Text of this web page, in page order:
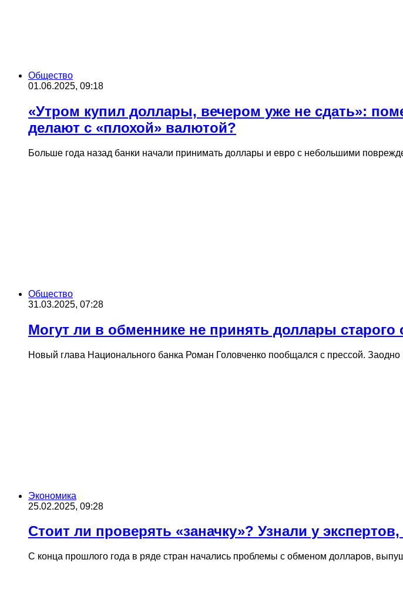
Общество
01.06.2025, 09:18
«Утром купил доллары, вечером уже не сдать»:
делают с «плохой» валютой?
Больше года назад банки начали принимать доллары и евро с небольшими
Общество
31.03.2025, 07:28
Могут ли в обменнике не принять доллары
Новый глава Национального банка Роман Головченко пообщался с прессой.
Экономика
25.02.2025, 09:28
Стоит ли проверять «заначку»? Узнали у
С конца прошлого года в ряде стран начались проблемы с обменом долларов,